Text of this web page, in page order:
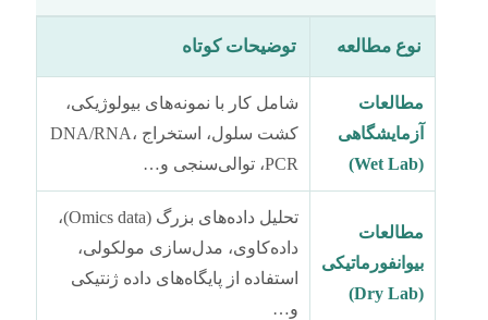
نوع مطالعه توضیحات کوتاه
مطالعات
آزمایشگاهی
(Wet Lab)
شامل کار با نمونه‌های بیولوژیکی،
کشت سلول، استخراج DNA/RNA،
PCR، توالی‌سنجی و…
مطالعات
بیوانفورماتیکی
(Dry Lab)
تحلیل داده‌های بزرگ (Omics data)،
داده‌کاوی، مدل‌سازی مولکولی،
استفاده از پایگاه‌های داده ژنتیکی
و…